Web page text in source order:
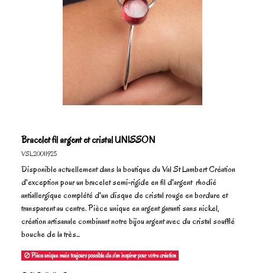
Bracelet fil argent et cristal UNISSON
VSL20011925
Disponible actuellement dans la boutique du Val St Lambert Création
d'exception pour un bracelet semi-rigide en fil d'argent rhodié
antiallergique complété d'un disque de cristal rouge en bordure et
transparent au centre. Pièce unique en argent garanti sans nickel,
création artisanale combinant notre bijou argent avec du cristal soufflé
bouche de la très...
Pièce unique mais toujours possible de s'en inspirer pour votre création